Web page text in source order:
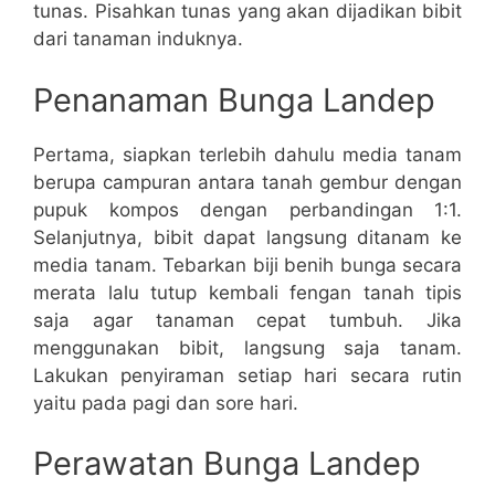
tunas. Pisahkan tunas yang akan dijadikan bibit
dari tanaman induknya.
Penanaman Bunga Landep
Pertama, siapkan terlebih dahulu media tanam
berupa campuran antara tanah gembur dengan
pupuk kompos dengan perbandingan 1:1.
Selanjutnya, bibit dapat langsung ditanam ke
media tanam. Tebarkan biji benih bunga secara
merata lalu tutup kembali fengan tanah tipis
saja agar tanaman cepat tumbuh. Jika
menggunakan bibit, langsung saja tanam.
Lakukan penyiraman setiap hari secara rutin
yaitu pada pagi dan sore hari.
Perawatan Bunga Landep